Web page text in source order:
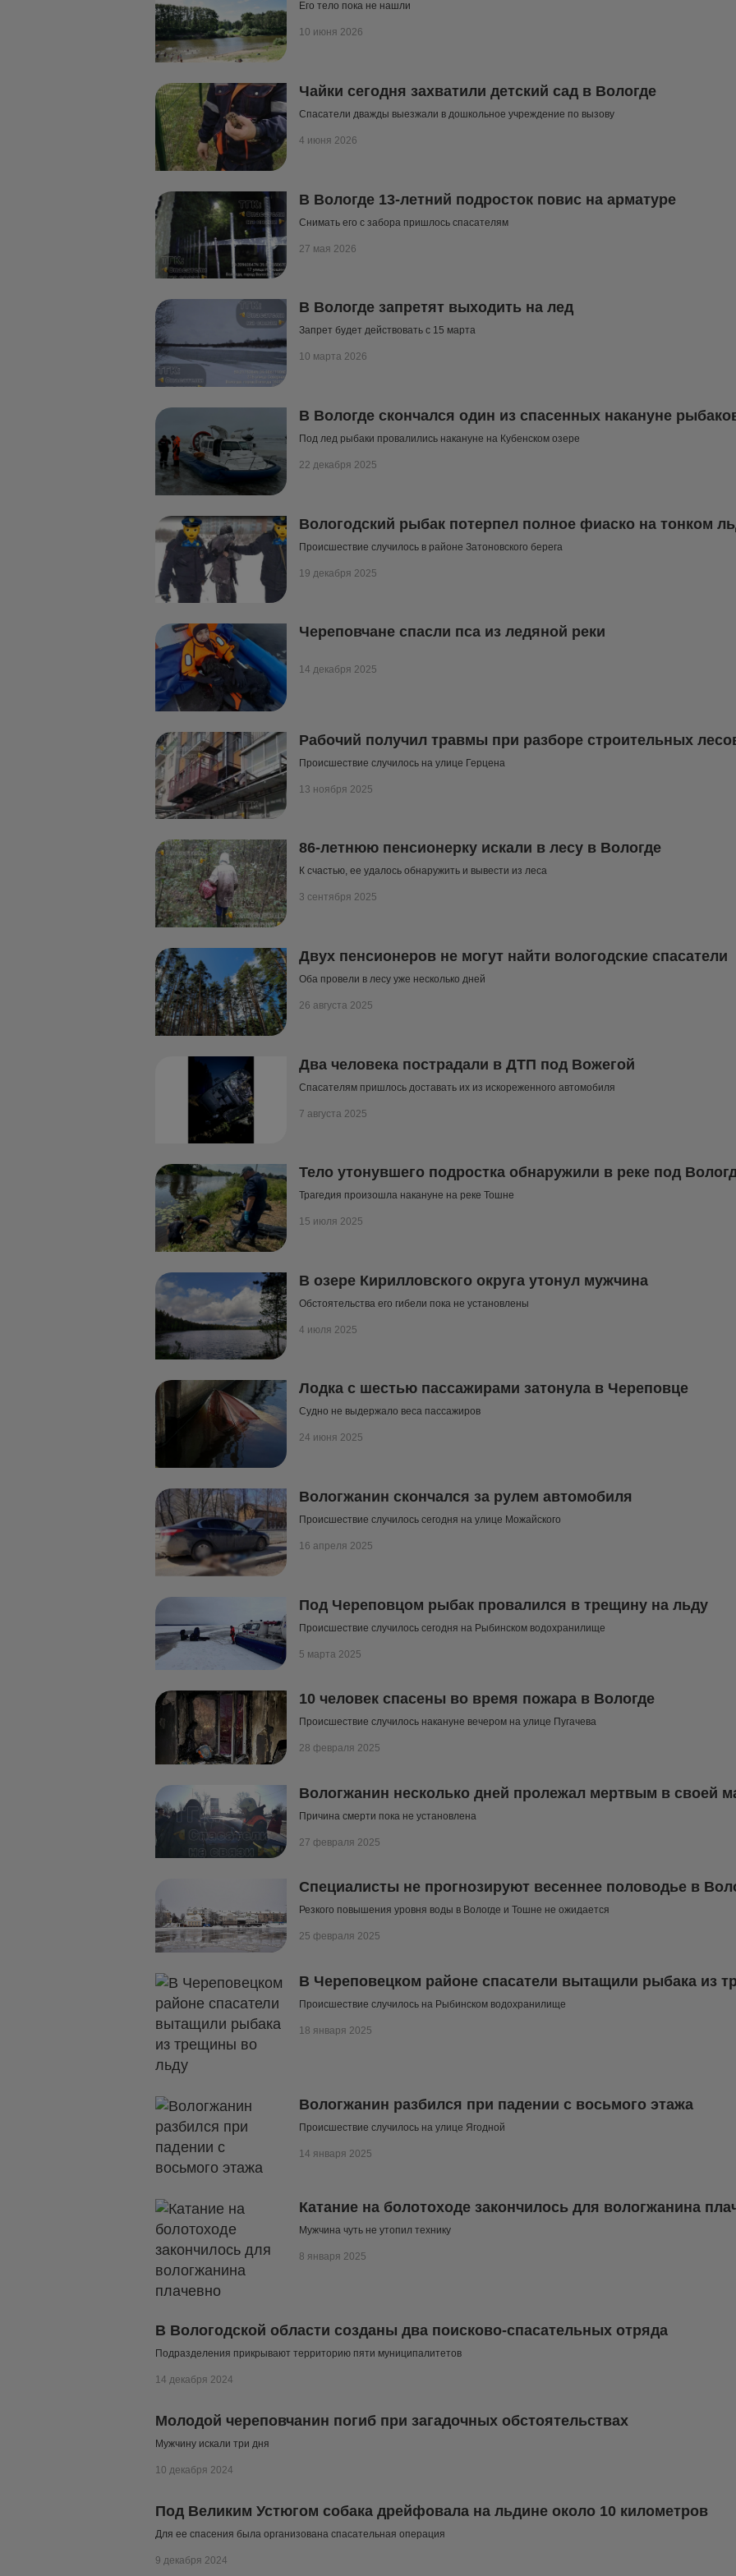
Его тело пока не нашли
10 июня 2026
Чайки сегодня захватили детский сад в Вологде
Спасатели дважды выезжали в дошкольное учреждение по вызову
4 июня 2026
В Вологде 13-летний подросток повис на арматуре
Снимать его с забора пришлось спасателям
27 мая 2026
В Вологде запретят выходить на лед
Запрет будет действовать с 15 марта
10 марта 2026
В Вологде скончался один из спасенных накануне
Под лед рыбаки провалились накануне на Кубенском озере
22 декабря 2025
Вологодский рыбак потерпел полное фиаско на тонком
Происшествие случилось в районе Затоновского берега
19 декабря 2025
Череповчане спасли пса из ледяной реки
14 декабря 2025
Рабочий получил травмы при разборе строительных
Происшествие случилось на улице Герцена
13 ноября 2025
86-летнюю пенсионерку искали в лесу в Вологде
К счастью, ее удалось обнаружить и вывести из леса
3 сентября 2025
Двух пенсионеров не могут найти вологодские спасатели
Оба провели в лесу уже несколько дней
26 августа 2025
Два человека пострадали в ДТП под Вожегой
Спасателям пришлось доставать их из искореженного автомобиля
7 августа 2025
Тело утонувшего подростка обнаружили в реке под
Трагедия произошла накануне на реке Тошне
15 июля 2025
В озере Кирилловского округа утонул мужчина
Обстоятельства его гибели пока не установлены
4 июля 2025
Лодка с шестью пассажирами затонула в Череповце
Судно не выдержало веса пассажиров
24 июня 2025
Вологжанин скончался за рулем автомобиля
Происшествие случилось сегодня на улице Можайского
16 апреля 2025
Под Череповцом рыбак провалился в трещину на льду
Происшествие случилось сегодня на Рыбинском водохранилище
5 марта 2025
10 человек спасены во время пожара в Вологде
Происшествие случилось накануне вечером на улице Пугачева
28 февраля 2025
Вологжанин несколько дней пролежал мертвым в своей
Причина смерти пока не установлена
27 февраля 2025
Специалисты не прогнозируют весеннее половодье в
Резкого повышения уровня воды в Вологде и Тошне не ожидается
25 февраля 2025
В Череповецком районе спасатели вытащили рыбака из
Происшествие случилось на Рыбинском водохранилище
18 января 2025
Вологжанин разбился при падении с восьмого этажа
Происшествие случилось на улице Ягодной
14 января 2025
Катание на болотоходе закончилось для вологжанина
​​​​​​​Мужчина чуть не утопил технику
8 января 2025
В Вологодской области созданы два поисково-спасательных отряда
Подразделения прикрывают территорию пяти муниципалитетов
14 декабря 2024
Молодой череповчанин погиб при загадочных обстоятельствах
Мужчину искали три дня
10 декабря 2024
Под Великим Устюгом собака дрейфовала на льдине около 10 километров
Для ее спасения была организована спасательная операция
9 декабря 2024